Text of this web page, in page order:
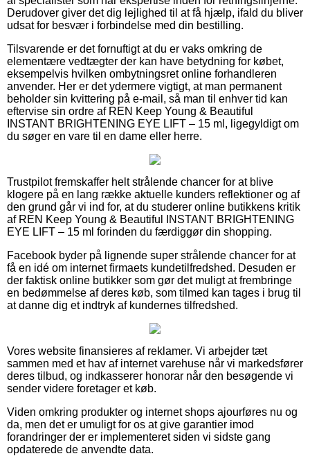
Derudover giver det dig lejlighed til at få hjælp, ifald du bliver
udsat for besvær i forbindelse med din bestilling.
Tilsvarende er det fornuftigt at du er vaks omkring de
elementære vedtægter der kan have betydning for købet,
eksempelvis hvilken ombytningsret online forhandleren
anvender. Her er det ydermere vigtigt, at man permanent
beholder sin kvittering på e-mail, så man til enhver tid kan
eftervise sin ordre af REN Keep Young & Beautiful
INSTANT BRIGHTENING EYE LIFT – 15 ml, ligegyldigt om
du søger en vare til en dame eller herre.
Trustpilot fremskaffer helt strålende chancer for at blive
klogere på en lang række aktuelle kunders reflektioner og af
den grund går vi ind for, at du studerer online butikkens kritik
af REN Keep Young & Beautiful INSTANT BRIGHTENING
EYE LIFT – 15 ml forinden du færdiggør din shopping.
Facebook byder på lignende super strålende chancer for at
få en idé om internet firmaets kundetilfredshed. Desuden er
der faktisk online butikker som gør det muligt at frembringe
en bedømmelse af deres køb, som tilmed kan tages i brug til
at danne dig et indtryk af kundernes tilfredshed.
Vores website finansieres af reklamer. Vi arbejder tæt
sammen med et hav af internet varehuse når vi markedsfører
deres tilbud, og indkasserer honorar når den besøgende vi
sender videre foretager et køb.
Viden omkring produkter og internet shops ajourføres nu og
da, men det er umuligt for os at give garantier imod
forandringer der er implementeret siden vi sidste gang
opdaterede de anvendte data.